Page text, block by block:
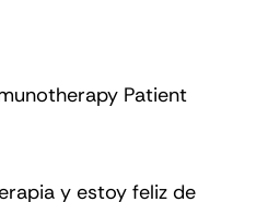
y estoy feliz de